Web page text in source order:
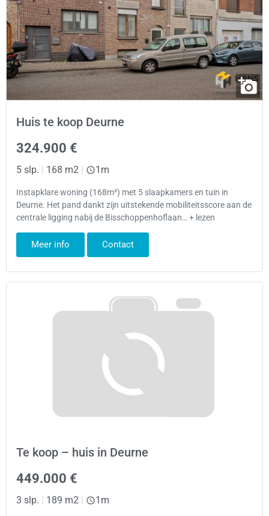
Huis te koop Deurne
324.900 €
5 slp. | 168 m2 | 1m
Instapklare woning (168m²) met 5 slaapkamers en tuin in
Deurne. Het pand dankt zijn uitstekende mobiliteitsscore aan de
centrale ligging nabij de Bisschoppenhoflaan… + lezen
Meer info Contact
Te koop – huis in Deurne
449.000 €
3 slp. | 189 m2 | 1m